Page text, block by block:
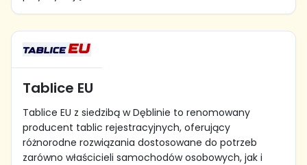
Tablice EU
Tablice EU z siedzibą w Dęblinie to renomowany
producent tablic rejestracyjnych, oferujący
różnorodne rozwiązania dostosowane do potrzeb
zarówno właścicieli samochodów osobowych, jak i